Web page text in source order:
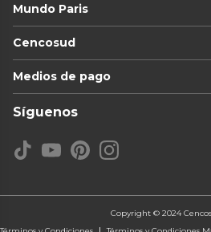
Mundo Paris
Cencosud
Medios de pago
Síguenos
Copyright © 2024